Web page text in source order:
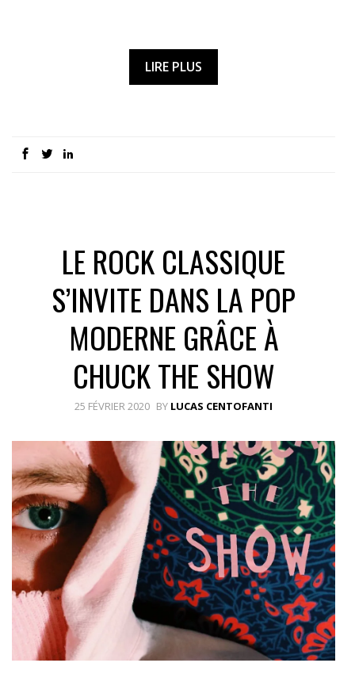
LIRE PLUS
LE ROCK CLASSIQUE
S’INVITE DANS LA POP
MODERNE GRÂCE À
CHUCK THE SHOW
25 FÉVRIER 2020 BY LUCAS CENTOFANTI